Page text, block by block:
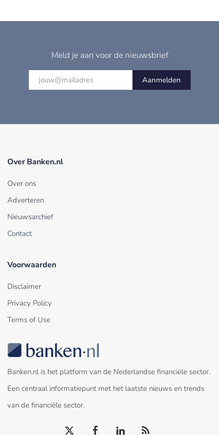
Meld je aan voor de nieuwsbrief
Aanmelden
Over Banken.nl
Over ons
Adverteren
Nieuwsarchief
Contact
Voorwaarden
Disclaimer
Privacy Policy
Terms of Use
Banken.nl is het platform van de Nederlandse financiële sector.
Een centraal informatiepunt met het laatste nieuws en trends
van de financiële sector.